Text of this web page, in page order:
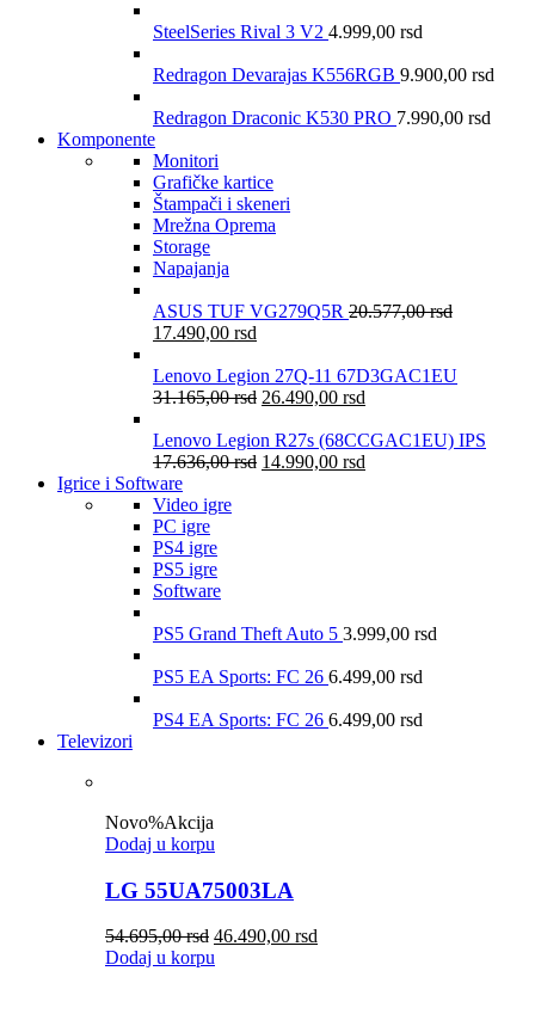
SteelSeries Rival 3 V2 4.999,00 rsd
Redragon Devarajas K556RGB 9.900,00 rsd
Redragon Draconic K530 PRO 7.990,00 rsd
Komponente
Monitori
Grafičke kartice
Štampači i skeneri
Mrežna Oprema
Storage
Napajanja
ASUS TUF VG279Q5R 20.577,00rsd
17.490,00 rsd
Lenovo Legion 27Q-11 67D3GAC1EU
31.165,00rsd 26.490,00 rsd
Lenovo Legion R27s (68CCGAC1EU) IPS
17.636,00rsd 14.990,00 rsd
Igrice i Software
Video igre
PC igre
PS4 igre
PS5 igre
Software
PS5 Grand Theft Auto 5 3.999,00 rsd
PS5 EA Sports: FC 26 6.499,00 rsd
PS4 EA Sports: FC 26 6.499,00 rsd
Televizori
Novo%Akcija
Dodaj u korpu
LG 55UA75003LA
54.695,00rsd 46.490,00 rsd
Dodaj u korpu